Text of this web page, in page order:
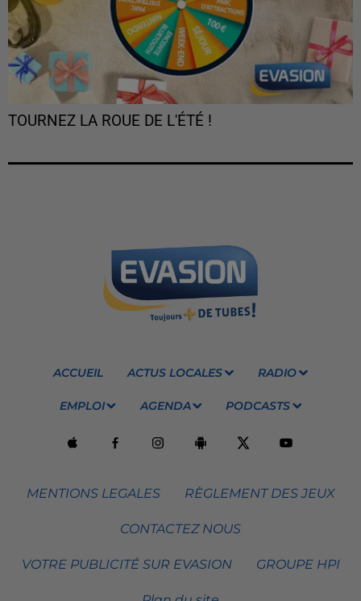
TOURNEZ LA ROUE DE L'ÉTÉ !
ACCUEIL ACTUS LOCALES RADIO
EMPLOI AGENDA PODCASTS
MENTIONS LEGALES RÈGLEMENT DES JEUX
CONTACTEZ NOUS
VOTRE PUBLICITÉ SUR EVASION GROUPE HPI